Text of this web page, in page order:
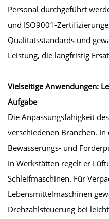
Personal durchgeführt
und ISO9001-
Qualitätsstandards und
Leistung, die langfristig
Vielseitige Anwendungen:
Aufgabe
Die Anpassungsfähigkeit
verschiedenen Branchen.
Bewässerungs- und
In Werkstätten regelt er
Schleifmaschinen. Für
Lebensmittelmaschinen
Drehzahlsteuerung bei